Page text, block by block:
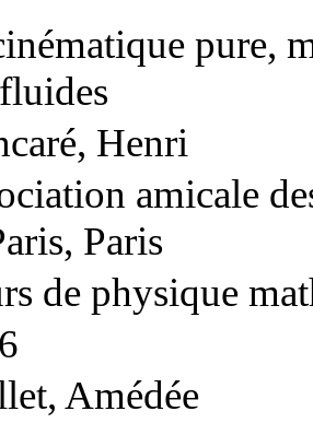
pure,
Henri
amicale
Paris
de physique
Amédée